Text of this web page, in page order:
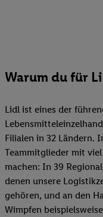
Warum du für
Lidl ist eines der
Filialen in 32 Ländern.
Teammitglieder mit
machen: In 39
denen unsere
gehören, und an den
Wimpfen